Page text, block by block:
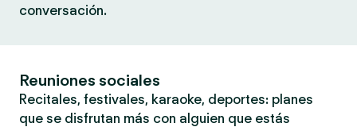
conversación.
Reuniones sociales
Recitales, festivales, karaoke, deportes: planes
que se disfrutan más con alguien que estás